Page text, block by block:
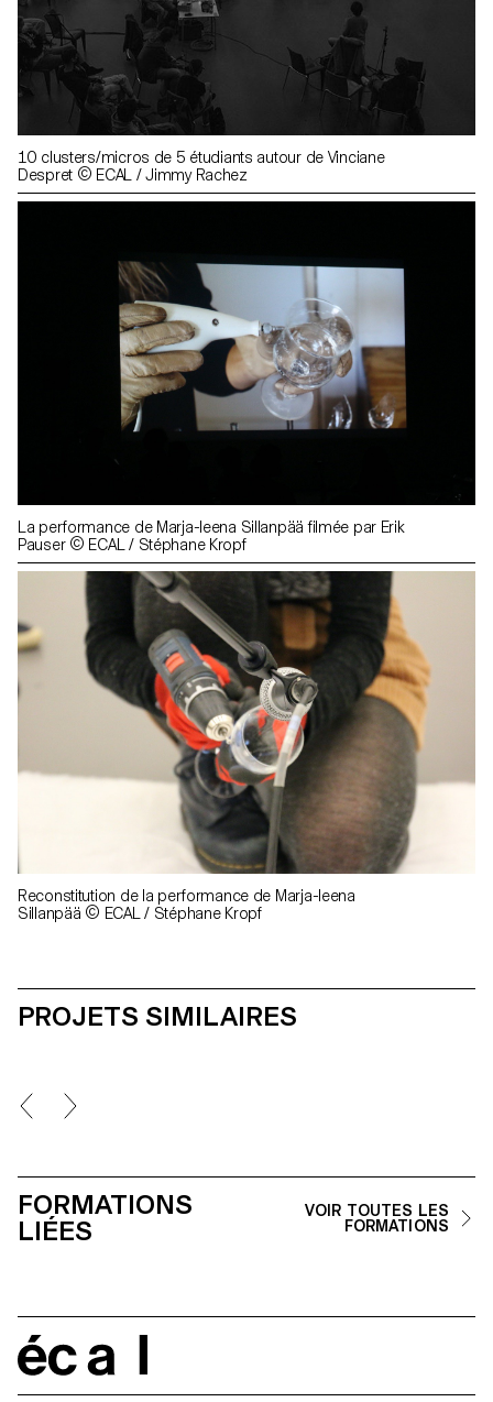
10 clusters/micros de 5 étudiants autour de Vinciane
Despret © ECAL / Jimmy Rachez
La performance de Marja-leena Sillanpää filmée par Erik
Pauser © ECAL / Stéphane Kropf
Reconstitution de la performance de Marja-leena
Sillanpää © ECAL / Stéphane Kropf
PROJETS SIMILAIRES
FORMATIONS
LIÉES
VOIR TOUTES LES
FORMATIONS